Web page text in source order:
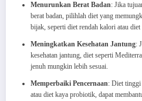
Menurunkan Berat Badan: Jika
berat badan, pilihlah diet yang
bijak, seperti diet rendah kalori atau diet
Meningkatkan Kesehatan Jantung:
kesehatan jantung, diet seperti
jenuh mungkin lebih sesuai.
Memperbaiki Pencernaan: Diet tinggi
atau diet kaya probiotik, dapat